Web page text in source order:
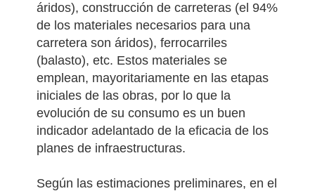
áridos), construcción de carreteras (el 94%
de los materiales necesarios para una
carretera son áridos), ferrocarriles
(balasto), etc. Estos materiales se
emplean, mayoritariamente en las etapas
iniciales de las obras, por lo que la
evolución de su consumo es un buen
indicador adelantado de la eficacia de los
planes de infraestructuras.
Según las estimaciones preliminares, en el